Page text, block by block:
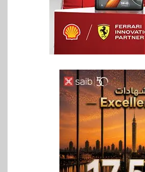
سوق وصلة
vivo تعيد تعريف مفهوم الفئة
المتوسطة مع إطلاق Y500
بمواصفات استثنائية
بنوك رياضة